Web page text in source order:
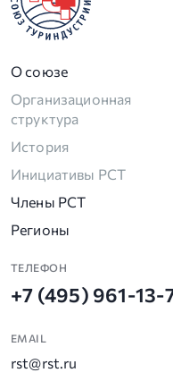
О союзе
Организационная
структура
История
Инициативы РСТ
Члены РСТ
Регионы
ТЕЛЕФОН
+7 (495) 961-13-
EMAIL
rst@rst.ru